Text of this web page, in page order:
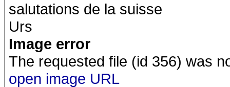
salutations de la suisse
Urs
Image error
The requested file (id 356) was
open image URL